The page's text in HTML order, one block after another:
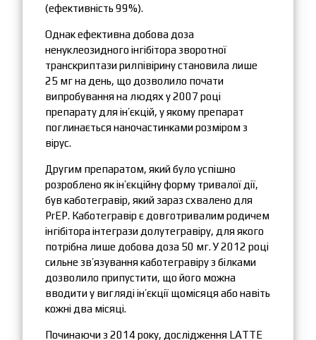
(ефективність 99%).
Однак ефективна добова доза
ненуклеозидного інгібітора зворотної
транскриптази рилпівірину становила лише
25 мг на день, що дозволило почати
випробування на людях у 2007 році
препарату для ін’єкцій, у якому препарат
поглинається наночастинками розміром з
вірус.
Другим препаратом, який було успішно
розроблено як ін’єкційну форму тривалої дії,
був каботегравір, який зараз схвалено для
PrEP. Каботегравір є довготривалим родичем
інгібітора інтегрази долутегравіру, для якого
потрібна лише добова доза 50 мг. У 2012 році
сильне зв’язування каботегравіру з білками
дозволило припустити, що його можна
вводити у вигляді ін’єкції щомісяця або навіть
кожні два місяці.
Починаючи з 2014 року, дослідження LATTE